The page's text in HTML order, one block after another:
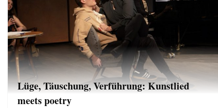
Lüge, Täuschung, Verführung: Kunstlied
meets poetry